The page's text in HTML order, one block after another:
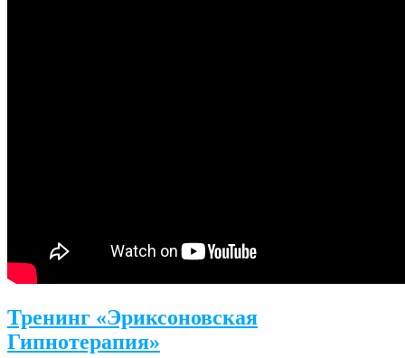
Тренинг «Эриксоновская
Гипнотерапия»